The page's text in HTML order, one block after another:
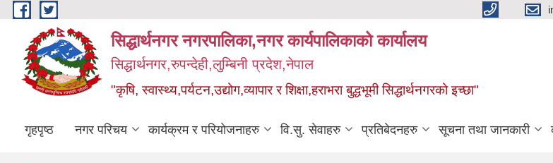
Skip to main content
सिद्धार्थनगर नगरपालिका,नगर कार्यपालिकाको कार्यालय
सिद्धार्थनगर,रुपन्देही,लुम्बिनी प्रदेश,नेपाल
"कृषि, स्वास्थ्य,पर्यटन,उद्योग,व्यापार र शिक्षा,हराभरा बुद्धभूमी सिद्धार्थनगरको इच्छा"
गृहपृष्ठ नगर परिचय कार्यक्रम र परियोजनाहरु वि.सु. सेवाहरु प्रतिबेदनहरु सूचना तथा जानकारी